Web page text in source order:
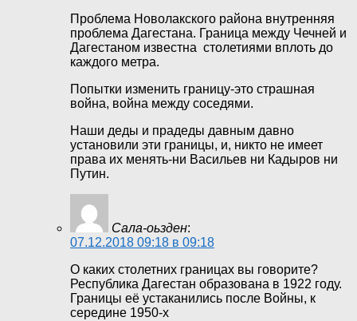
Проблема Новолакского района внутренняя
проблема Дагестана. Граница между Чечней и
Дагестаном известна столетиями вплоть до
каждого метра.
Попытки изменить границу-это страшная
война, война между соседями.
Наши деды и прадеды давным давно
установили эти границы, и, никто не имеет
права их менять-ни Васильев ни Кадыров ни
Путин.
Сала-оьзден:
07.12.2018 09:18 в 09:18
О каких столетних границах вы говорите?
Республика Дагестан образована в 1922 году.
Границы её устаканились после Войны, к
середине 1950-х